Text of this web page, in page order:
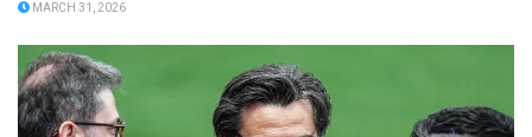
MARCH 31, 2026